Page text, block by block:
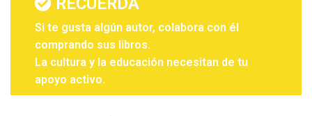
Si te gusta algún autor, colabora con él
comprando sus libros.
La cultura y la educación necesitan de tu
apoyo activo.